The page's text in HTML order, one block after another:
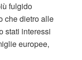
fulgido
che dietro alle
stati interessi
europee,